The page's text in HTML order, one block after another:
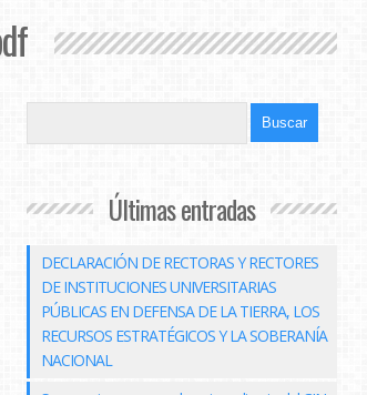
Últimas entradas
DECLARACIÓN DE RECTORAS Y RECTORES
DE INSTITUCIONES UNIVERSITARIAS
PÚBLICAS EN DEFENSA DE LA TIERRA, LOS
RECURSOS ESTRATÉGICOS Y LA SOBERANÍA
NACIONAL